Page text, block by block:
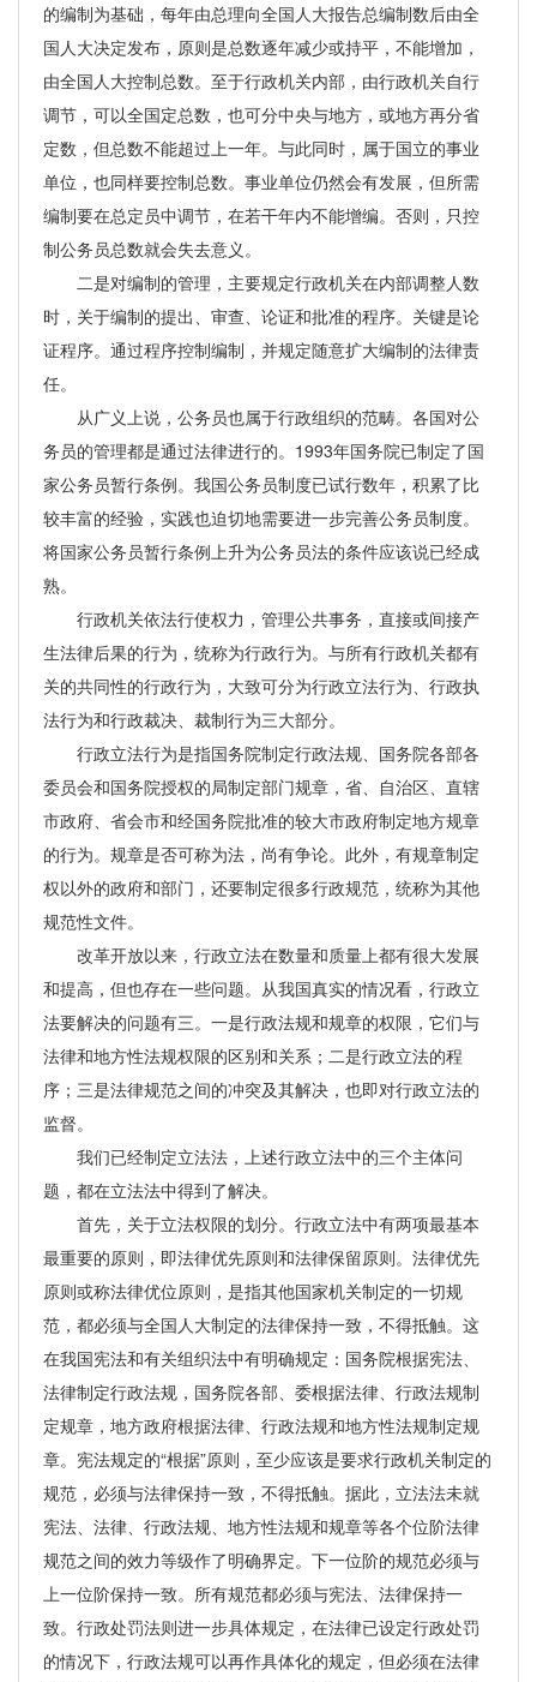
的编制为基础，每年由总理向全国人大报告总编制数后由全
国人大决定发布，原则是总数逐年减少或持平，不能增加，
由全国人大控制总数。至于行政机关内部，由行政机关自行
调节，可以全国定总数，也可分中央与地方，或地方再分省
定数，但总数不能超过上一年。与此同时，属于国立的事业
单位，也同样要控制总数。事业单位仍然会有发展，但所需
编制要在总定员中调节，在若干年内不能增编。否则，只控
制公务员总数就会失去意义。
二是对编制的管理，主要规定行政机关在内部调整人数
时，关于编制的提出、审查、论证和批准的程序。关键是论
证程序。通过程序控制编制，并规定随意扩大编制的法律责
任。
从广义上说，公务员也属于行政组织的范畴。各国对公
务员的管理都是通过法律进行的。1993年国务院已制定了国
家公务员暂行条例。我国公务员制度已试行数年，积累了比
较丰富的经验，实践也迫切地需要进一步完善公务员制度。
将国家公务员暂行条例上升为公务员法的条件应该说已经成
熟。
行政机关依法行使权力，管理公共事务，直接或间接产
生法律后果的行为，统称为行政行为。与所有行政机关都有
关的共同性的行政行为，大致可分为行政立法行为、行政执
法行为和行政裁决、裁制行为三大部分。
行政立法行为是指国务院制定行政法规、国务院各部各
委员会和国务院授权的局制定部门规章，省、自治区、直辖
市政府、省会市和经国务院批准的较大市政府制定地方规章
的行为。规章是否可称为法，尚有争论。此外，有规章制定
权以外的政府和部门，还要制定很多行政规范，统称为其他
规范性文件。
改革开放以来，行政立法在数量和质量上都有很大发展
和提高，但也存在一些问题。从我国真实的情况看，行政立
法要解决的问题有三。一是行政法规和规章的权限，它们与
法律和地方性法规权限的区别和关系；二是行政立法的程
序；三是法律规范之间的冲突及其解决，也即对行政立法的
监督。
我们已经制定立法法，上述行政立法中的三个主体问
题，都在立法法中得到了解决。
首先，关于立法权限的划分。行政立法中有两项最基本
最重要的原则，即法律优先原则和法律保留原则。法律优先
原则或称法律优位原则，是指其他国家机关制定的一切规
范，都必须与全国人大制定的法律保持一致，不得抵触。这
在我国宪法和有关组织法中有明确规定：国务院根据宪法、
法律制定行政法规，国务院各部、委根据法律、行政法规制
定规章，地方政府根据法律、行政法规和地方性法规制定规
章。宪法规定的“根据”原则，至少应该是要求行政机关制定的
规范，必须与法律保持一致，不得抵触。据此，立法法未就
宪法、法律、行政法规、地方性法规和规章等各个位阶法律
规范之间的效力等级作了明确界定。下一位阶的规范必须与
上一位阶保持一致。所有规范都必须与宪法、法律保持一
致。行政处罚法则进一步具体规定，在法律已设定行政处罚
的情况下，行政法规可以再作具体化的规定，但必须在法律